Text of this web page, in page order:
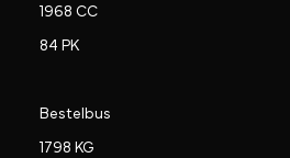
1968 CC
84 PK
Bestelbus
1798 KG